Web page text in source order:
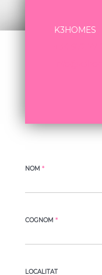
K3HOMES
NOM *
COGNOM *
LOCALITAT